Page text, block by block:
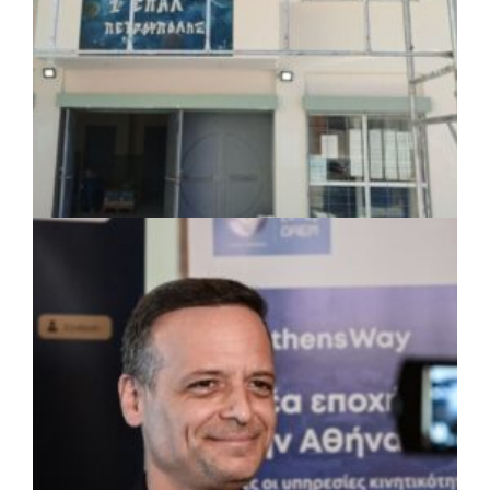
πριν από 3 μέρες
Περιφέρεια Θεσσαλίας: Νέος
ιατροτεχνολογικός εξοπλισμός και
αναβάθμιση του ΚΕΦΙΑΠ Καρδίτσας
πριν από 3 μέρες
Δήμος Αθηναίων: 651 δημότες συμμετείχαν
στις δράσεις διατροφικής υποστήριξης
07/08/2026 · 17:45
Δήμος Πετρούπολης: Εργασίες
συντήρησης σε σχολεία και αθλητικές
εγκαταστάσεις